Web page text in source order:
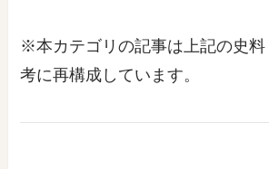
※本カテゴリの記事は上記の史料
考に再構成しています。